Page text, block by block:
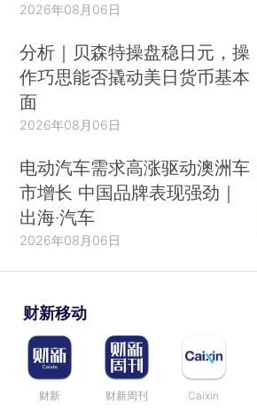
2026年08月06日
分析｜贝森特操盘稳日元，操
作巧思能否撬动美日货币基本
面
2026年08月06日
电动汽车需求高涨驱动澳洲车
市增长 中国品牌表现强劲｜
出海·汽车
2026年08月06日
财新移动
财新 财新周刊 Caixin